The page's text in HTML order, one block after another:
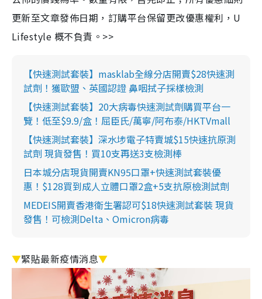
更新至文章發佈日期，訂購平台保留更改優惠權利，U
Lifestyle 概不負責。>>
【快速測試套裝】masklab全線分店開賣$28快速測
試劑！獲歐盟、英國認證 鼻咽拭子採樣檢測
【快速測試套裝】20大病毒快速測試劑購買平台一
覽！低至$9.9/盒！屈臣氏/萬寧/阿布泰/HKTVmall
【快速測試套裝】深水埗電子特賣城$15快速抗原測
試劑 現貨發售！買10支再送3支檢測棒
日本城分店現貨開賣KN95口罩+快速測試套裝優
惠！$128買到成人立體口罩2盒+5支抗原檢測試劑
MEDEIS開賣香港衛生署認可$18快速測試套裝 現貨
發售！可檢測Delta、Omicron病毒
▼緊貼最新疫情消息▼